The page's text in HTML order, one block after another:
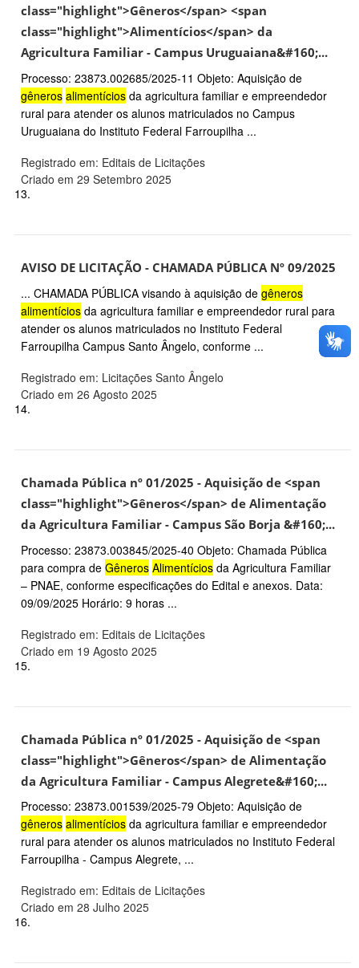
class="highlight">Gêneros</span> <span
class="highlight">Alimentícios</span> da
Agricultura Familiar - Campus Uruguaiana&#160;...
Processo: 23873.002685/2025-11 Objeto: Aquisição de
gêneros alimentícios da agricultura familiar e empreendedor
rural para atender os alunos matriculados no Campus
Uruguaiana do Instituto Federal Farroupilha ...
Registrado em: Editais de Licitações
Criado em 29 Setembro 2025
13.
AVISO DE LICITAÇÃO - CHAMADA PÚBLICA Nº 09/2025
... CHAMADA PÚBLICA visando à aquisição de gêneros
alimentícios da agricultura familiar e empreendedor rural para
atender os alunos matriculados no Instituto Federal
Farroupilha Campus Santo Ângelo, conforme ...
Registrado em: Licitações Santo Ângelo
Criado em 26 Agosto 2025
14.
Chamada Pública nº 01/2025 - Aquisição de <span
class="highlight">Gêneros</span> de Alimentação
da Agricultura Familiar - Campus São Borja &#160;...
Processo: 23873.003845/2025-40 Objeto: Chamada Pública
para compra de Gêneros Alimentícios da Agricultura Familiar
– PNAE, conforme especificações do Edital e anexos. Data:
09/09/2025 Horário: 9 horas ...
Registrado em: Editais de Licitações
Criado em 19 Agosto 2025
15.
Chamada Pública nº 01/2025 - Aquisição de <span
class="highlight">Gêneros</span> de Alimentação
da Agricultura Familiar - Campus Alegrete&#160;...
Processo: 23873.001539/2025-79 Objeto: Aquisição de
gêneros alimentícios da agricultura familiar e empreendedor
rural para atender os alunos matriculados no Instituto Federal
Farroupilha - Campus Alegrete, ...
Registrado em: Editais de Licitações
Criado em 28 Julho 2025
16.